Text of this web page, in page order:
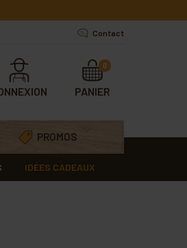
Contact
PANIER
0
PROMOS
IDÉES CADEAUX